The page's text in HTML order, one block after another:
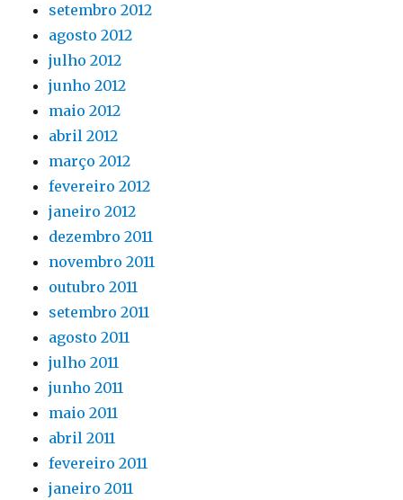
setembro 2012
agosto 2012
julho 2012
junho 2012
maio 2012
abril 2012
março 2012
fevereiro 2012
janeiro 2012
dezembro 2011
novembro 2011
outubro 2011
setembro 2011
agosto 2011
julho 2011
junho 2011
maio 2011
abril 2011
fevereiro 2011
janeiro 2011